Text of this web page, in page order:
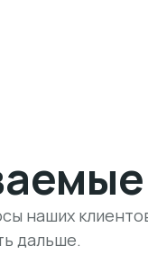
наших
дальше.